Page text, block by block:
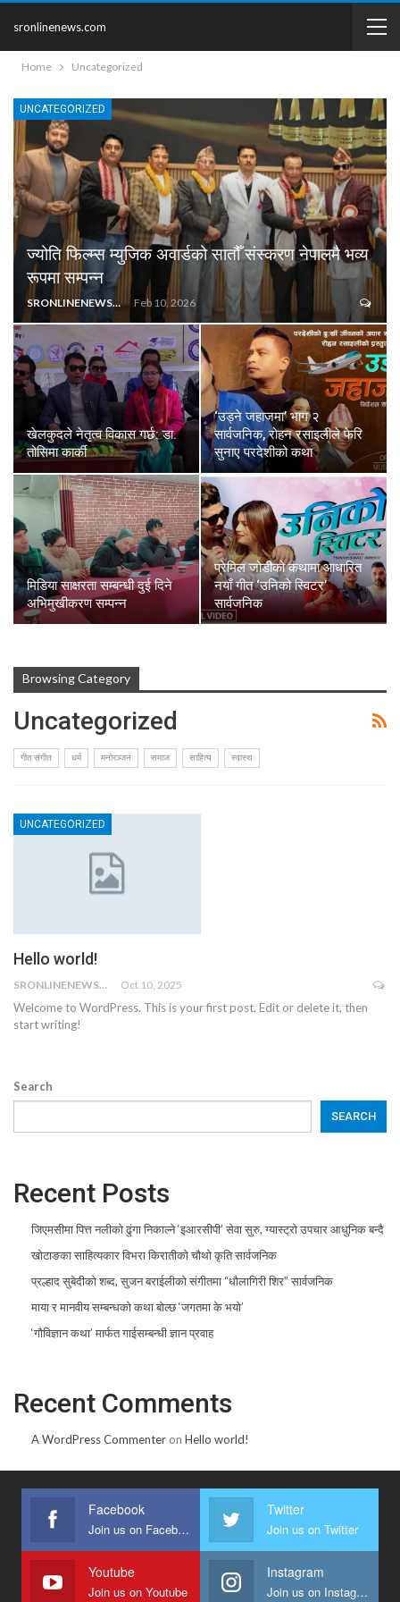
sronlinenews.com
Home Uncategorized
UNCATEGORIZED
ज्योति फिल्म्स म्युजिक अवार्डको सातौँ संस्करण नेपालमै भव्य
रूपमा सम्पन्न
SRONLINENEWS@GMAIL.COM Feb 10, 2026
खेलकुदले नेतृत्व विकास गर्छ: डा.
तोसिमा कार्की
‘उड्ने जहाजमा’ भाग २
सार्वजनिक, रोहन रसाइलीले फेरि
सुनाए परदेशीको कथा
मिडिया साक्षरता सम्बन्धी दुई दिने
अभिमुखीकरण सम्पन्न
प्रेमिल जोडीको कथामा आधारित
नयाँ गीत ‘उनिको स्विटर’
सार्वजनिक
Browsing Category
Uncategorized
गीत संगीत धर्म मनोरञ्जन समाज साहित्य स्वास्थ
UNCATEGORIZED
Hello world!
SRONLINENEWS@GMAIL.COM Oct 10, 2025
Welcome to WordPress. This is your first post. Edit or delete it, then
start writing!
Search
SEARCH
Recent Posts
जिएमसीमा पित्त नलीको ढुंगा निकाल्ने ‘इआरसीपी’ सेवा सुरु, ग्यास्ट्रो उपचार आधुनिक बन्दै
खोटाङका साहित्यकार विभरा किरातीको चौथो कृति सार्वजनिक
प्रल्हाद सुबेदीको शब्द, सुजन बराईलीको संगीतमा “धौलागिरी शिर” सार्वजनिक
माया र मानवीय सम्बन्धको कथा बोल्छ ‘जगतमा के भयो’
‘गौविज्ञान कथा’ मार्फत गाईसम्बन्धी ज्ञान प्रवाह
Recent Comments
A WordPress Commenter on Hello world!
Facebook
Join us on Facebook
Twitter
Join us on Twitter
Youtube
Join us on Youtube
Instagram
Join us on Instagram